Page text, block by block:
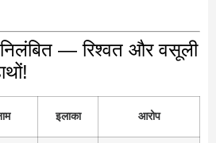
— रिश्वत और वसूली
इलाका आरोप